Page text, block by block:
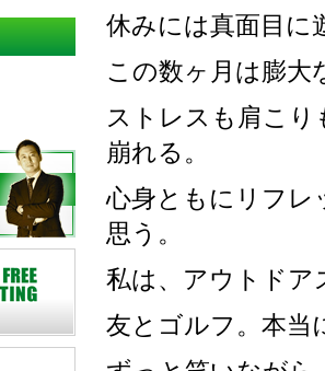
休みには真面目に
この数ヶ月は膨大
ストレスも肩こ
崩れる。
心身ともにリフレ
思う。
私は、アウトドア
友とゴルフ。本当